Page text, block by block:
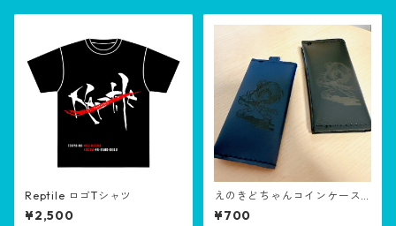
Reptile ロゴTシャツ
¥2,500
えのきどちゃんコインケース
細！
¥700